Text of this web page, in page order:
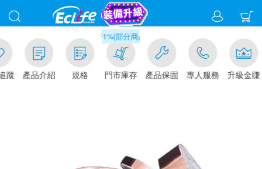
蹤 產品介紹 規格
滿千元門市取貨現折1%(部分商品不適用)-請點我看
門市庫存 產品保固 專人服務 升級金賺